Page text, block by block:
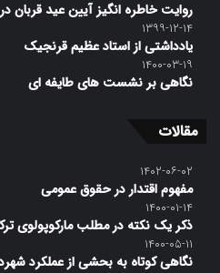
روایت خاطره انگیز آیین عید قربان
۱۳۹۹-۱۲-۱۴
یادداشتی از استاد عظیم قرنجیک
۱۴۰۰-۰۳-۱۹
نگاهی بر نشست های طایفه ای
مقالات
۱۴۰۲-۰۶-۰۲
مفهوم اقتدار در حقوق عمومی
۱۴۰۰-۰۱-۱۴
ذکر یک نکته در مطلب مارکوپولوی
۱۴۰۰-۰۵-۱۱
نگاهی کوتاه به بحشی از عملکرد